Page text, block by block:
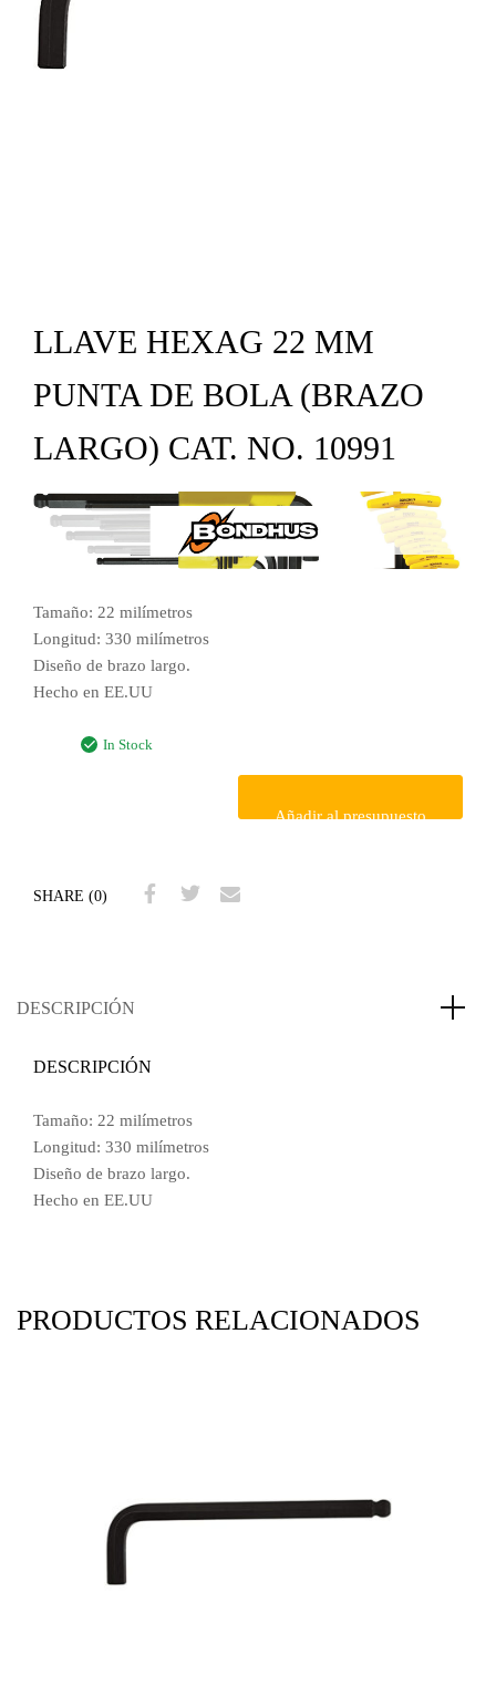
LLAVE HEXAG 22 MM
PUNTA DE BOLA (BRAZO
LARGO) CAT. NO. 10991
Tamaño: 22 milímetros
Longitud: 330 milímetros
Diseño de brazo largo.
Hecho en EE.UU
In Stock
Añadir al presupuesto
SHARE (0)
DESCRIPCIÓN
DESCRIPCIÓN
Tamaño: 22 milímetros
Longitud: 330 milímetros
Diseño de brazo largo.
Hecho en EE.UU
PRODUCTOS RELACIONADOS